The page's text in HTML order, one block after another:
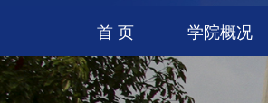
首 页 学院概况